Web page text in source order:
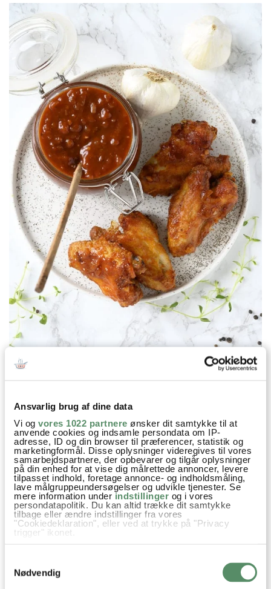
Ansvarlig brug af dine data
Vi og vores 1022 partnere ønsker dit samtykke til at
anvende cookies og indsamle persondata om IP-
adresse, ID og din browser til præferencer, statistik og
marketingformål. Disse oplysninger videregives til vores
samarbejdspartnere, der opbevarer og tilgår oplysninger
på din enhed for at vise dig målrettede annoncer, levere
tilpasset indhold, foretage annonce- og indholdsmåling,
lave målgruppeundersøgelser og udvikle tjenester. Se
mere information underindstillinger og i vores
persondatapolitik. Du kan altid trække dit samtykke
tilbage eller ændre indstillinger fra vores
"Cookiedeklaration", eller ved at trykke på "Privacy
trigger" ikonet.
Indsamle præcise oplysninger om din placering,
der kan være nøjagtig inden for få meter
Identificere din enhed baseret på en scanning af
Nødvendig
HALLOUMIBURGER